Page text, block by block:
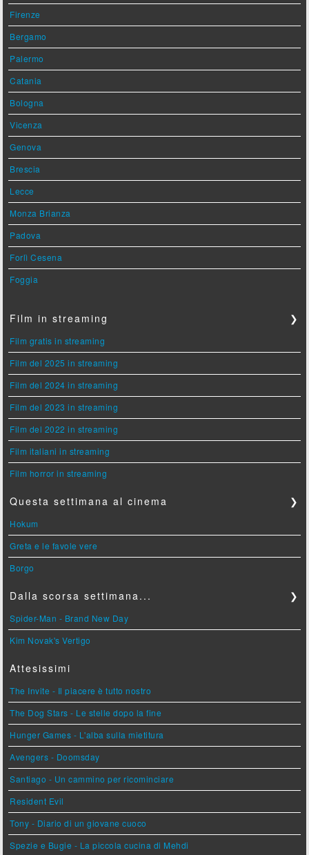
Firenze
Bergamo
Palermo
Catania
Bologna
Vicenza
Genova
Brescia
Lecce
Monza Brianza
Padova
Forlì Cesena
Foggia
Film in streaming ❯
Film gratis in streaming
Film del 2025 in streaming
Film del 2024 in streaming
Film del 2023 in streaming
Film del 2022 in streaming
Film italiani in streaming
Film horror in streaming
Questa settimana al cinema ❯
Hokum
Greta e le favole vere
Borgo
Dalla scorsa settimana... ❯
Spider-Man - Brand New Day
Kim Novak's Vertigo
Attesissimi
The Invite - Il piacere è tutto nostro
The Dog Stars - Le stelle dopo la fine
Hunger Games - L'alba sulla mietitura
Avengers - Doomsday
Santiago - Un cammino per ricominciare
Resident Evil
Tony - Diario di un giovane cuoco
Spezie e Bugie - La piccola cucina di Mehdi